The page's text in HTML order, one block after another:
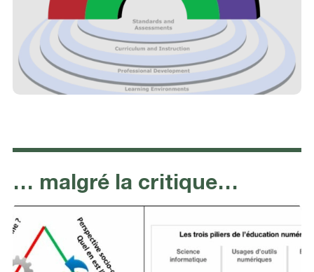
… malgré la critique…